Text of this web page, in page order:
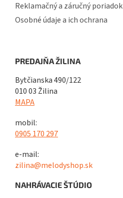
Reklamačný a záručný poriadok
Osobné údaje a ich ochrana
PREDAJŇA ŽILINA
Bytčianska 490/122
010 03 Žilina
MAPA
mobil:
0905 170 297
e-mail:
zilina@melodyshop.sk
NAHRÁVACIE ŠTÚDIO